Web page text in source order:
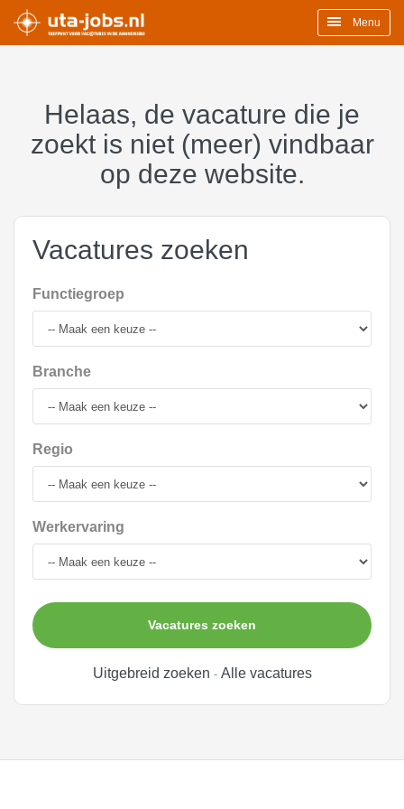
Menu
Helaas, de vacature die je
zoekt is niet (meer) vindbaar
op deze website.
Vacatures zoeken
Functiegroep
Branche
Regio
Werkervaring
Vacatures zoeken
Uitgebreid zoeken - Alle vacatures